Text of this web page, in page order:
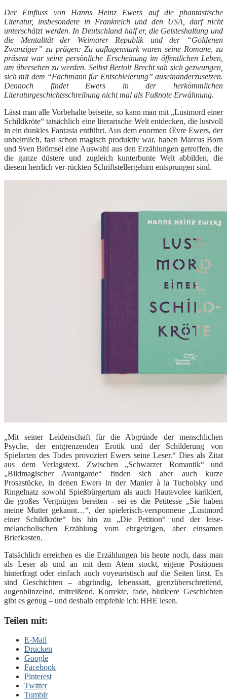
Der Einfluss von Hanns Heinz Ewers auf die phantastische
Literatur, insbesondere in Frankreich und den USA, darf nicht
unterschätzt werden. In Deutschland half er, die Geisteshaltung und
die Mentalität der Weimarer Republik und der “Goldenen
Zwanziger” zu prägen: Zu auflagenstark waren seine Romane, zu
präsent war seine persönliche Erscheinung im öffentlichen Leben,
um übersehen zu werden. Selbst Bertolt Brecht sah sich gezwungen,
sich mit dem “Fachmann für Entschleierung” auseinanderzusetzen.
Dennoch findet Ewers in der herkömmlichen
Literaturgeschichtsschreibung nicht mal als Fußnote Erwähnung.
Lässt man alle Vorbehalte beiseite, so kann man mit „Lustmord einer
Schildkröte“ tatsächlich eine literarische Welt entdecken, die lustvoll
in ein dunkles Fantasia entführt. Aus dem enormen Œvre Ewers, der
unheimlich, fast schon magisch produktiv war, haben Marcus Born
und Sven Brömsel eine Auswahl aus den Erzählungen getroffen, die
die ganze düstere und zugleich kunterbunte Welt abbilden, die
diesem herrlich ver-rückten Schriftstellergehirn entsprungen sind.
„Mit seiner Leidenschaft für die Abgründe der menschlichen
Psyche, der entgrenzenden Erotik und der Schilderung von
Spielarten des Todes provoziert Ewers seine Leser.“ Dies als Zitat
aus dem Verlagstext. Zwischen „Schwarzer Romantik“ und
„Bildmagischer Avantgarde“ finden sich aber auch kurze
Prosastücke, in denen Ewers in der Manier à la Tucholsky und
Ringelnatz sowohl Spießbürgertum als auch Hautevolee karikiert,
die großes Vergnügen bereiten - sei es die Petitesse „Sie haben
meine Mutter gekannt…“, der spielerisch-versponnene „Lustmord
einer Schildkröte“ bis hin zu „Die Petition“ und der leise-
melancholischen Erzählung vom ehrgeizigen, aber einsamen
Briefkasten.
Tatsächlich erreichen es die Erzählungen bis heute noch, dass man
als Leser ab und an mit dem Atem stockt, eigene Positionen
hinterfragt oder einfach auch voyeuristisch auf die Seiten linst. Es
sind Geschichten – abgründig, lebenssatt, grenzüberschreitend,
augenblinzelnd, mitreißend. Korrekte, fade, blutleere Geschichten
gibt es genug – und deshalb empfehle ich: HHE lesen.
Teilen mit:
E-Mail
Drucken
Google
Facebook
Pinterest
Twitter
Tumblr